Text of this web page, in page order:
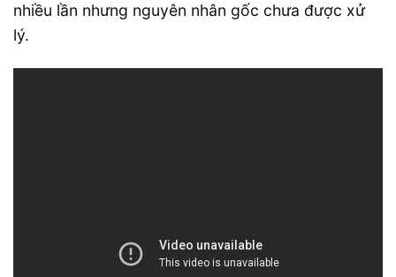
nhiều lần nhưng nguyên nhân gốc chưa được xử
lý.